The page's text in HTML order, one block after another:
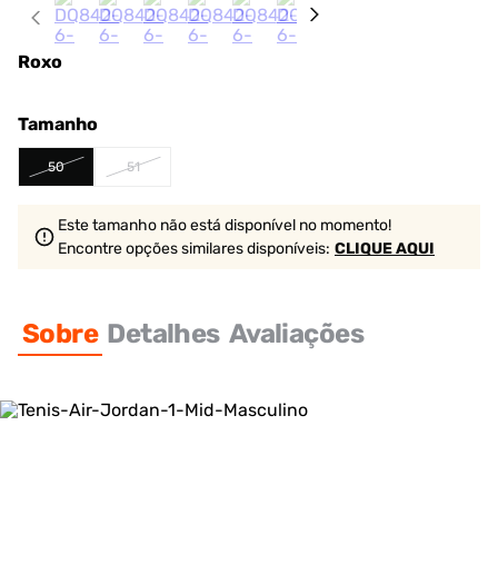
Roxo
Tamanho
50 51
Este tamanho não está disponível no momento!
Encontre opções similaresdisponíveis: CLIQUE AQUI
Sobre Detalhes Avaliações